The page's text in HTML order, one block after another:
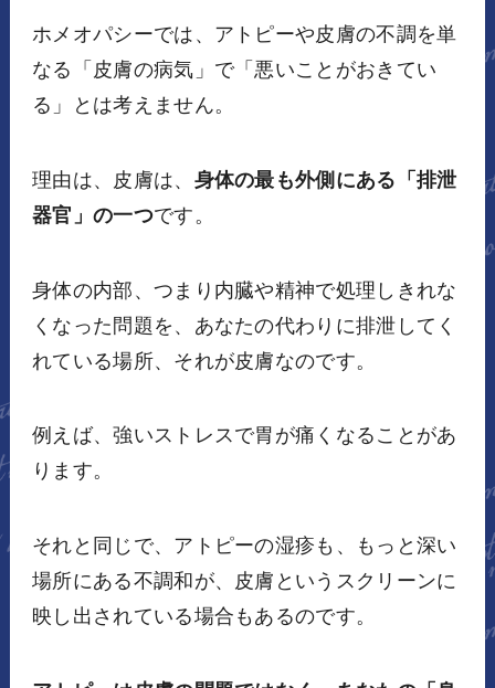
ホメオパシーでは、アトピーや皮膚の不調を単
なる「皮膚の病気」で「悪いことがおきてい
る」とは考えません。
理由は、皮膚は、 身体の最も外側にある「排泄
器官」の一つです。
身体の内部、つまり内臓や精神で処理しきれな
くなった問題を、あなたの代わりに排泄してく
れている場所、それが皮膚なのです。
例えば、強いストレスで胃が痛くなることがあ
ります。
それと同じで、アトピーの湿疹も、もっと深い
場所にある不調和が、皮膚というスクリーンに
映し出されている場合もあるのです。